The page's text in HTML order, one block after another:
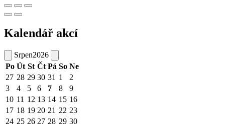
Kalendář akcí
Srpen2026
Po Út St Čt Pá So Ne
27 28 29 30 31 1
2
3
4 5 6 7 8
9
10 11 12 13 14 15 16
17 18 19 20 21 22 23
24 25 26 27 28 29 30